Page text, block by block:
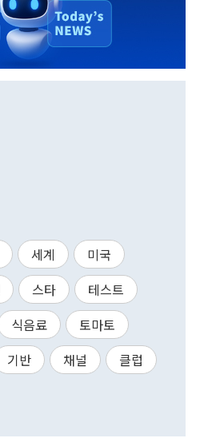
세계
미국
스타
테스트
식음료
토마토
기반 채널
클럽